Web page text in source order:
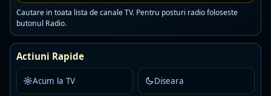
Cautare in toata lista de canale TV. Pentru posturi radio foloseste
butonul Radio.
Actiuni Rapide
Acum la TV Diseara
R
Realitatea FM
MP3 · 141 kbps
Live
news
talk
Asculta
Detalii